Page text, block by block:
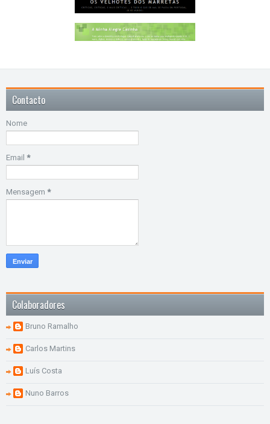
Contacto
Nome
Email *
Mensagem *
Colaboradores
Bruno Ramalho
Carlos Martins
Luís Costa
Nuno Barros